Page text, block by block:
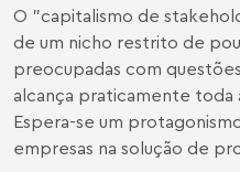
O "capitalismo de
de um nicho restrito de
preocupadas com
alcança praticamente toda
Espera-se um
empresas na solução de